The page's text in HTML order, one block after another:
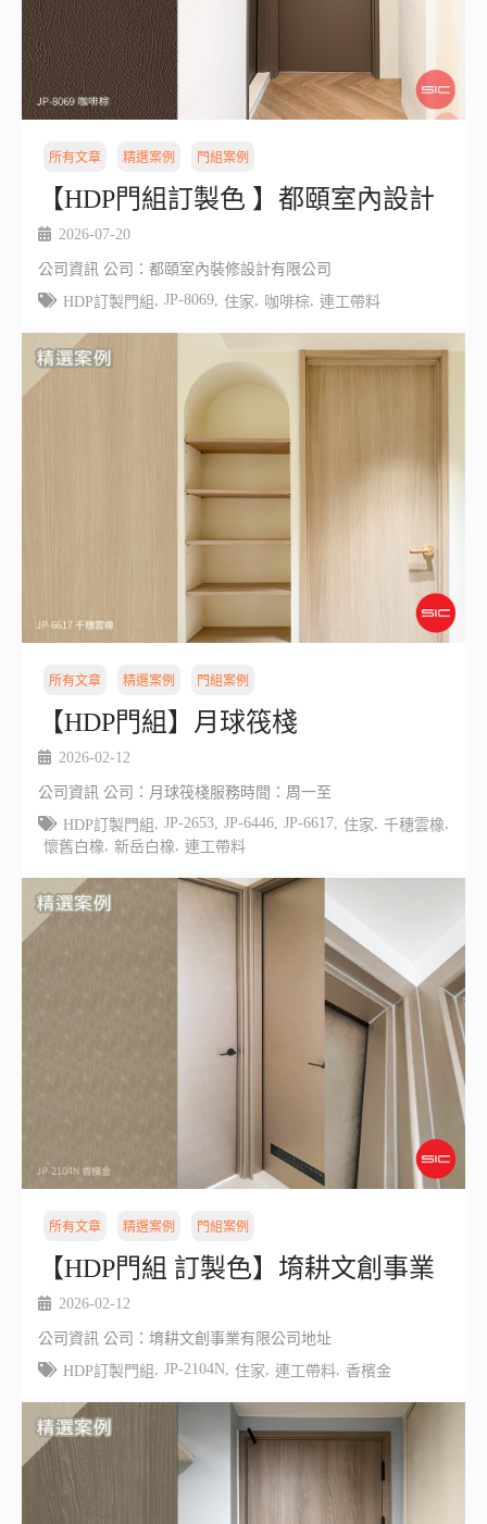
所有文章 精選案例 門組案例
【HDP門組訂製色 】都頤室內設計
2026-07-20
公司資訊 公司：都頤室內裝修設計有限公司
HDP訂製門組
JP-8069, 住家 咖啡棕 連工帶料
所有文章 精選案例 門組案例
【HDP門組】月球筏棧
2026-02-12
公司資訊 公司：月球筏棧服務時間：周一至
HDP訂製門組 , JP-2653, JP-6446, JP-6617, 住家, 千穗雲橡,
懷舊白橡, 新岳白橡, 連工帶料
所有文章 精選案例 門組案例
【HDP門組 訂製色】堉耕文創事業
2026-02-12
公司資訊 公司：堉耕文創事業有限公司地址
HDP訂製門組
JP-2104N, 住家 連工帶料, 香檳金